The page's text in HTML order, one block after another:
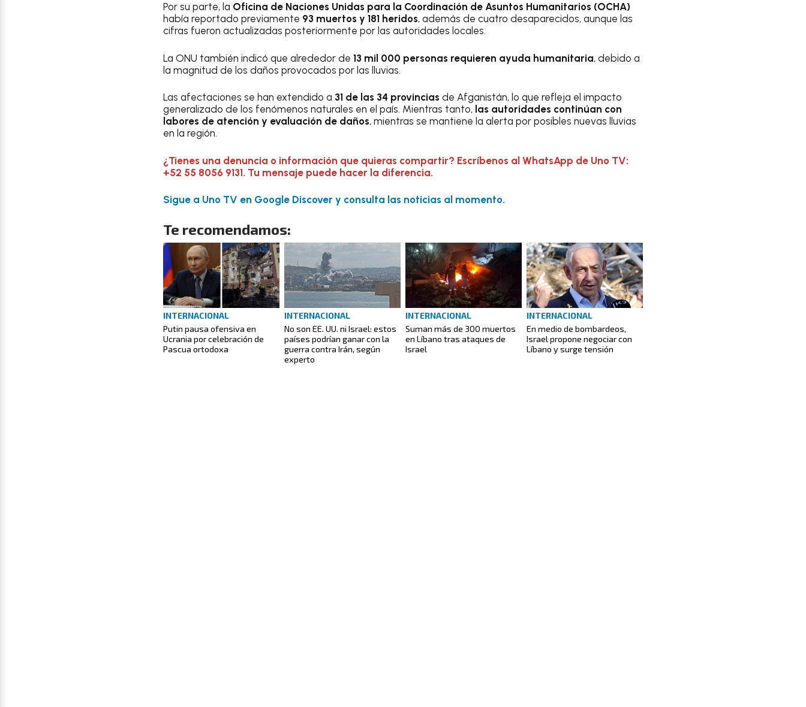
Por su parte, la Oficina de Naciones Unidas para la Coordinación de Asuntos Humanitarios (OCHA)
había reportado previamente 93 muertos y 181 heridos, además de cuatro desaparecidos, aunque las
cifras fueron actualizadas posteriormente por las autoridades locales.
La ONU también indicó que alrededor de 13 mil 000 personas requieren ayuda humanitaria, debido a
la magnitud de los daños provocados por las lluvias.
Las afectaciones se han extendido a 31 de las 34 provincias de Afganistán, lo que refleja el impacto
generalizado de los fenómenos naturales en el país. Mientras tanto, las autoridades continúan con
labores de atención y evaluación de daños, mientras se mantiene la alerta por posibles nuevas lluvias
en la región.
¿Tienes una denuncia o información que quieras compartir? Escríbenos al WhatsApp de Uno TV:
+52 55 8056 9131. Tu mensaje puede hacer la diferencia.
Sigue a Uno TV en Google Discover y consulta las noticias al momento.
Te recomendamos:
INTERNACIONAL
Putin pausa ofensiva en
Ucrania por celebración de
Pascua ortodoxa
INTERNACIONAL
No son EE. UU. ni Israel: estos
países podrían ganar con la
guerra contra Irán, según
experto
INTERNACIONAL
Suman más de 300 muertos
en Líbano tras ataques de
Israel
INTERNACIONAL
En medio de bombardeos,
Israel propone negociar con
Líbano y surge tensión